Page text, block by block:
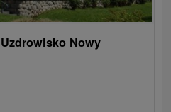
Uzdrowisko Nowy